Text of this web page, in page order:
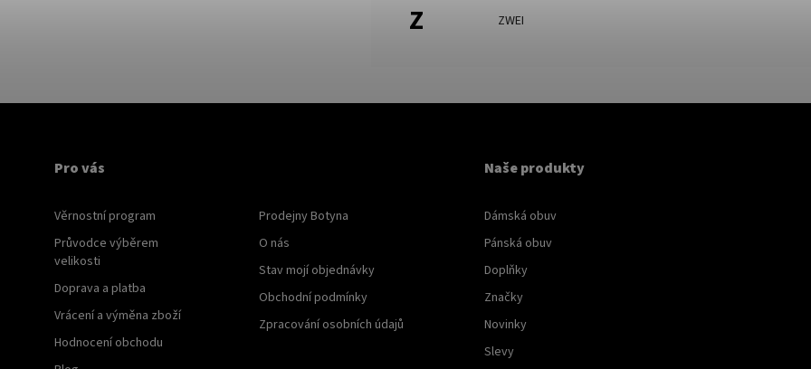
Z ZWEI
Pro vás
Věrnostní program
Průvodce výběrem
velikosti
Doprava a platba
Vrácení a výměna zboží
Hodnocení obchodu
Prodejny Botyna
O nás
Stav mojí objednávky
Obchodní podmínky
Zpracování osobních údajů
Naše produkty
Dámská obuv
Pánská obuv
Doplňky
Značky
Novinky
Slevy